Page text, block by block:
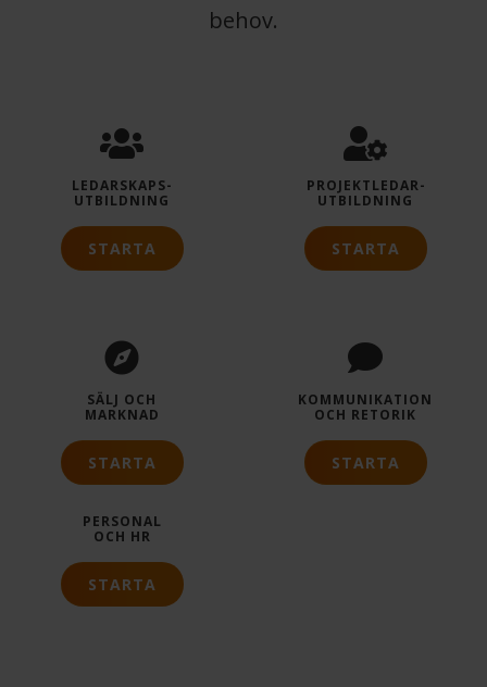
behov.
LEDARSKAPS­
UTBILDNING
STARTA
PROJEKTLEDAR­
UTBILDNING
STARTA
SÄLJ OCH
MARKNAD
STARTA
KOMMUNIKATION
OCH RETORIK
STARTA
PERSONAL
OCH HR
STARTA